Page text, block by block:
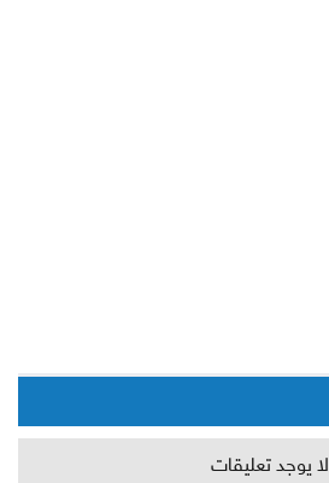
لا يوجد تعليقات